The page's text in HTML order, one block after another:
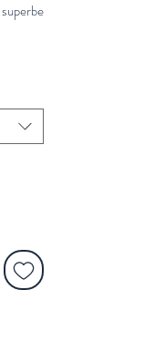
notre